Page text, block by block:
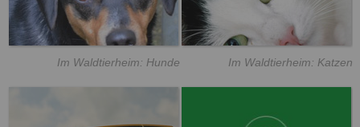
Im Waldtierheim: Hunde Im Waldtierheim: Katzen